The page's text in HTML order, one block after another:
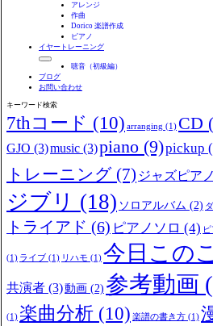
アレンジ
作曲
Dorico 楽譜作成
ピアノ
イヤートレーニング
聴音（初級編）
ブログ
お問い合わせ
キーワード検索
7thコード (10) arranging (1) CD
GJO (3)music (3)piano (9)pickup
トレーニング (7) ジャズピア
ジブリ (18) ソロアルバム (2)
トライアド (6) ピアノソロ (4)
(1) ライブ (1) リハモ (1)今日この
共演者 (3)動画 (2) 参考動画
(1) 楽曲分析 (10) 楽譜の書き方 (1)